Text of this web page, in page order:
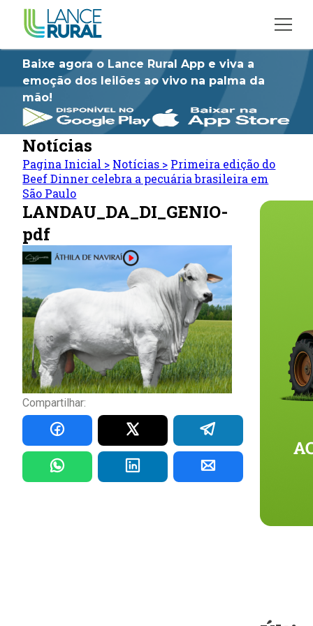
Baixe agora o Lance Rural App e viva a
emoção dos leilões ao vivo na palma da
mão!
Notícias
Pagina Inicial > Notícias > Primeira edição do
Beef Dinner celebra a pecuária brasileira em
São Paulo
LANDAU_DA_DI_GENIO-
pdf
Compartilhar: